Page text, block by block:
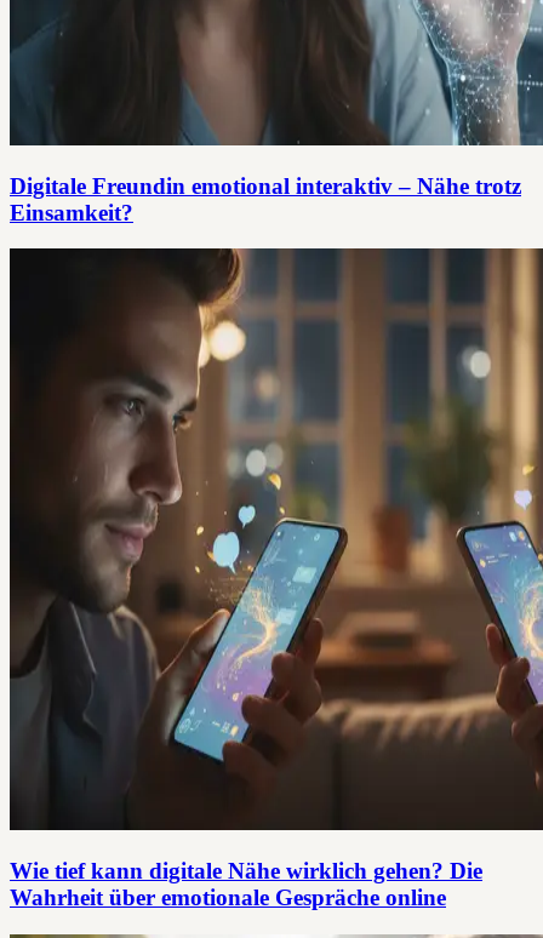
Digitale Freundin emotional interaktiv – Nähe trotz
Einsamkeit?
Wie tief kann digitale Nähe wirklich gehen? Die
Wahrheit über emotionale Gespräche online